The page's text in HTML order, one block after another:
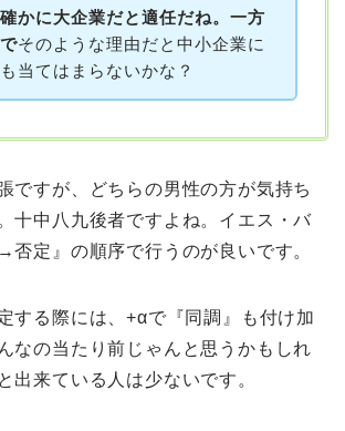
確かに大企業だと適任だね。一方
でそのような理由だと中小企業に
も当てはまらないかな？
ですが、どちらの男性の方が気持ち
十中八九後者ですよね。イエス・バ
否定』の順序で行うのが良いです。
する際には、+αで『同調』も付け加
なの当たり前じゃんと思うかもしれ
出来ている人は少ないです。